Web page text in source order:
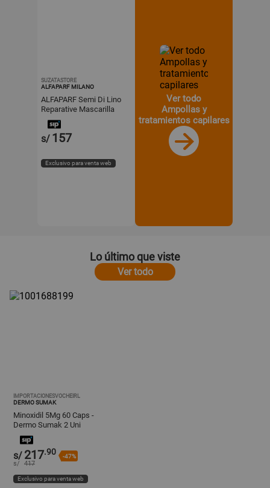
SUZATASTORE
ALFAPARF MILANO
ALFAPARF Semi Di Lino
Reparative Mascarilla
500 ml
s/ 157
Exclusivo para venta web
Ver todo
Ampollas y
tratamientos capilares
Lo último que viste
Ver todo
IMPORTACIONESVOCHEIRL
DERMO SUMAK
Minoxidil 5Mg 60 Caps -
Dermo Sumak 2 Uni
s/ 217.90 -47%
s/ 417
Exclusivo para venta web